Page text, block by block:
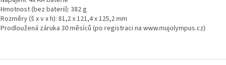
Hmotnost (bez baterií): 382 g
Rozměry (š x v x h): 81,2 x 121,4 x 125,2 mm
Prodloužená záruka 30 měsíců (po registraci na www.mujolympus.cz)